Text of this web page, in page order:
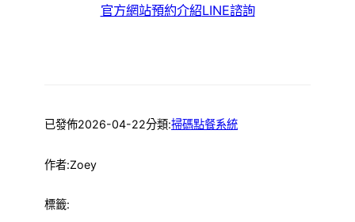
官方網站預約介紹LINE諮詢
已發佈2026-04-22分類:掃碼點餐系統
作者:Zoey
標籤: